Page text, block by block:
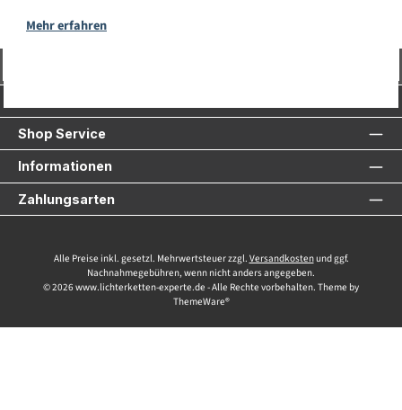
Mehr erfahren
Shop Service
Informationen
Zahlungsarten
Alle Preise inkl. gesetzl. Mehrwertsteuer zzgl. Versandkostenund ggf.
Nachnahmegebühren, wenn nicht anders angegeben.
© 2026 www.lichterketten-experte.de - Alle Rechte vorbehalten. Theme by
ThemeWare®